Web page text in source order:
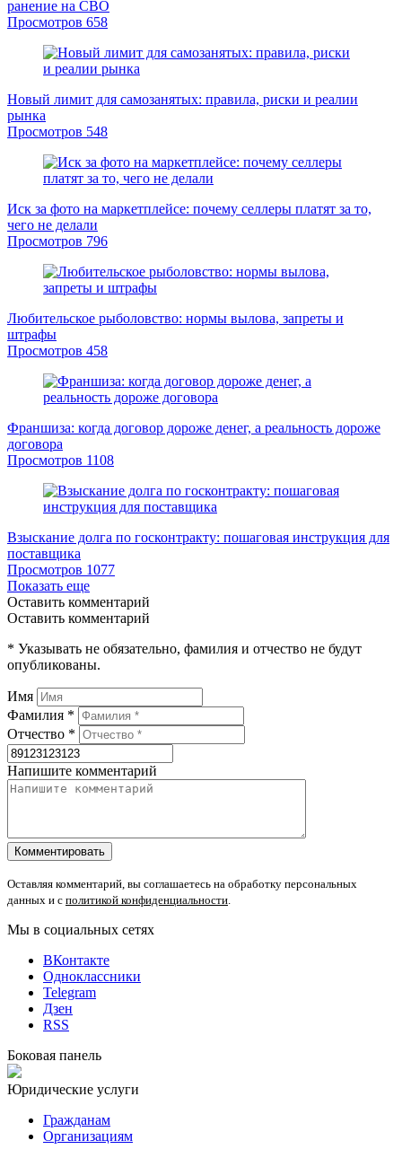
ранение на СВО
Просмотров 658
Новый лимит для самозанятых: правила, риски и реалии
рынка
Просмотров 548
Иск за фото на маркетплейсе: почему селлеры платят за то,
чего не делали
Просмотров 796
Любительское рыболовство: нормы вылова, запреты и
штрафы
Просмотров 458
Франшиза: когда договор дороже денег, а реальность дороже
договора
Просмотров 1108
Взыскание долга по госконтракту: пошаговая инструкция для
поставщика
Просмотров 1077
Показать еще
Оставить комментарий
Оставить комментарий
* Указывать не обязательно, фамилия и отчество не будут
опубликованы.
Имя
Фамилия *
Отчество *
Напишите комментарий
Оставляя комментарий, вы соглашаетесь на обработку персональных
данных и с политикой конфиденциальности.
Мы в социальных сетях
ВКонтакте
Одноклассники
Telegram
Дзен
RSS
Боковая панель
Юридические услуги
Гражданам
Организациям